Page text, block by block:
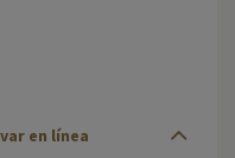
en línea